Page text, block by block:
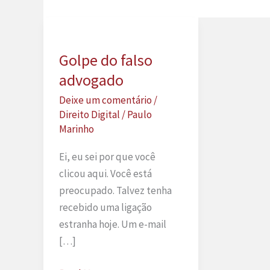
Golpe do falso
advogado
Deixe um comentário /
Direito Digital /Paulo
Marinho
Ei, eu sei por que você
clicou aqui. Você está
preocupado. Talvez tenha
recebido uma ligação
estranha hoje. Um e-mail
[…]